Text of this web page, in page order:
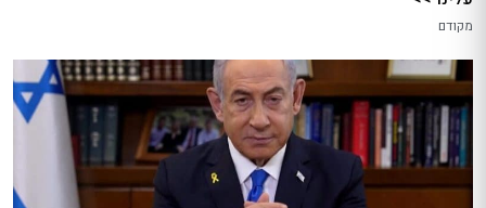
מקודם